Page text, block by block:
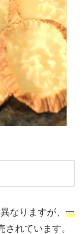
なりますが、 一
されています。